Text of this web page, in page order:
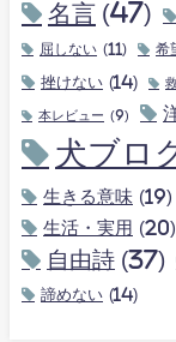
名言 (47)
屈しない (11) 希
挫けない (14)
本レビュー (9)
犬ブロ
生きる意味 (19)
生活・実用 (20)
自由詩 (37)
諦めない (14)